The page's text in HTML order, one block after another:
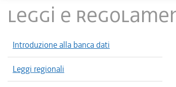
LEGGI E
Introduzione alla banca dati
Leggi regionali